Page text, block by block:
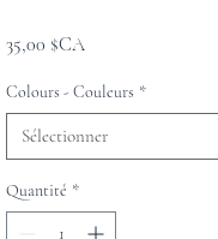
35,00 $CAPrix
Colours - Couleurs *
Sélectionner
Quantité *